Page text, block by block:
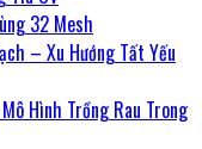
32 Mesh
– Xu Hướng Tất Yếu
Hình Trồng Rau Trong